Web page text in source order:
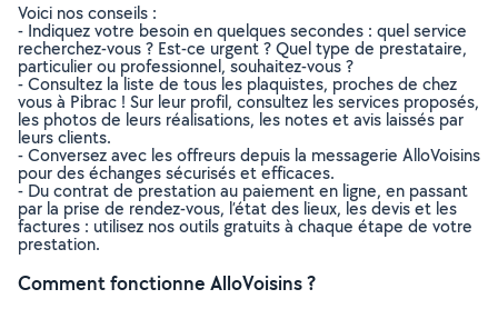
Voici nos conseils :
- Indiquez votre besoin en quelques secondes : quel service
recherchez-vous ? Est-ce urgent ? Quel type de prestataire,
particulier ou professionnel, souhaitez-vous ?
- Consultez la liste de tous les plaquistes, proches de chez
vous à Pibrac ! Sur leur profil, consultez les services proposés,
les photos de leurs réalisations, les notes et avis laissés par
leurs clients.
- Conversez avec les offreurs depuis la messagerie AlloVoisins
pour des échanges sécurisés et efficaces.
- Du contrat de prestation au paiement en ligne, en passant
par la prise de rendez-vous, l’état des lieux, les devis et les
factures : utilisez nos outils gratuits à chaque étape de votre
prestation.
Comment fonctionne AlloVoisins ?